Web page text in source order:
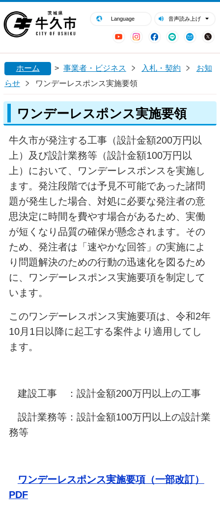
Language 音声読み上げ
YouTubeInstagram
Facebook
LINE Mail
閉じる
ホーム > 事業者・ビジネス 入札・契約
お知
らせ
ワンデーレスポンス実施要領
ワンデーレスポンス実施要領
牛久市が発注する工事（設計金額200万円以
上）及び設計業務等（設計金額100万円以
上）において、ワンデーレスポンスを実施し
ます。発注段階では予見不可能であった諸問
題が発生した場合、対処に必要な発注者の意
思決定に時間を費やす場合があるため、実働
が短くなり品質の確保が懸念されます。その
ため、発注者は「速やかな回答」の実施によ
り問題解決のための行動の迅速化を図るため
に、ワンデーレスポンス実施要項を制定して
います。
このワンデーレスポンス実施要項は、令和2年
10月1日以降に起工する案件より適用してし
ます。
建設工事 ：設計金額200万円以上の工事
設計業務等：設計金額100万円以上の設計業
務等
ワンデーレスポンス実施要項（一部改訂）
PDF